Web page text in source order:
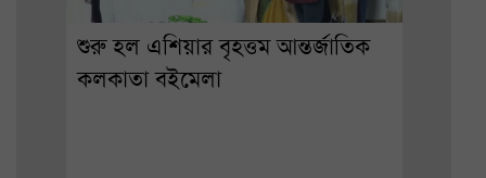
শুরু হল এশিয়ার বৃহত্তম আন্তর্জাতিক
কলকাতা বইমেলা